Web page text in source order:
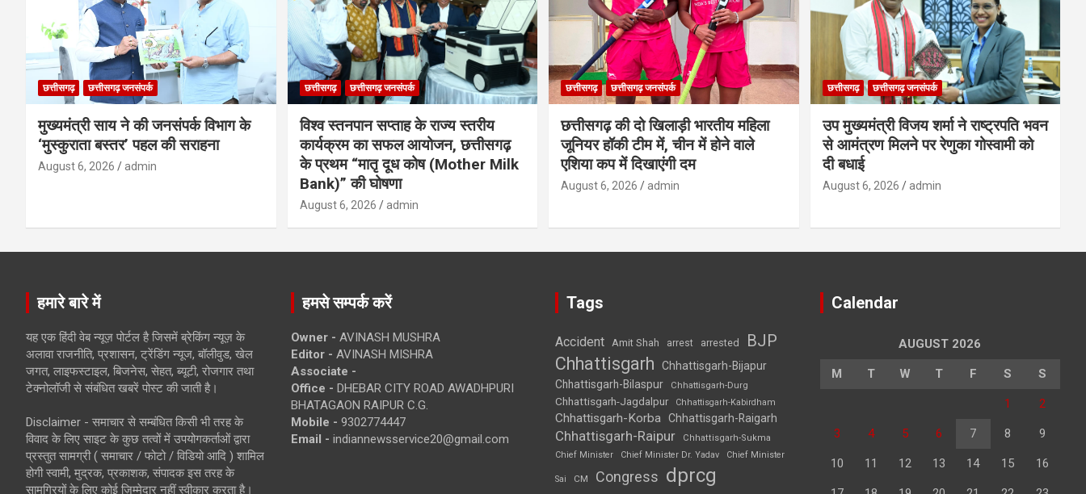
छत्तीसगढ़ छत्तीसगढ़ जनसंपर्क
मुख्यमंत्री साय ने की जनसंपर्क विभाग के
‘मुस्कुराता बस्तर’ पहल की सराहना
August 6, 2026 admin
छत्तीसगढ़ छत्तीसगढ़ जनसंपर्क
विश्व स्तनपान सप्ताह के राज्य स्तरीय
कार्यक्रम का सफल आयोजन, छत्तीसगढ़
के प्रथम “मातृ दूध कोष (Mother Milk
Bank)” की घोषणा
August 6, 2026 admin
छत्तीसगढ़ छत्तीसगढ़ जनसंपर्क
छत्तीसगढ़ की दो खिलाड़ी भारतीय महिला
जूनियर हॉकी टीम में, चीन में होने वाले
एशिया कप में दिखाएंगी दम
August 6, 2026 admin
छत्तीसगढ़ छत्तीसगढ़ जनसंपर्क
उप मुख्यमंत्री विजय शर्मा ने राष्ट्रपति भवन
से आमंत्रण मिलने पर रेणुका गोस्वामी को
दी बधाई
August 6, 2026 admin
हमारे बारे में
यह एक हिंदी वेब न्यूज़ पोर्टल है जिसमें ब्रेकिंग न्यूज़ के
अलावा राजनीति, प्रशासन, ट्रेंडिंग न्यूज, बॉलीवुड, खेल
जगत, लाइफस्टाइल, बिजनेस, सेहत, ब्यूटी, रोजगार तथा
टेक्नोलॉजी से संबंधित खबरें पोस्ट की जाती है।
Disclaimer - समाचार से सम्बंधित किसी भी तरह के
विवाद के लिए साइट के कुछ तत्वों में उपयोगकर्ताओं द्वारा
प्रस्तुत सामग्री ( समाचार / फोटो / विडियो आदि ) शामिल
होगी स्वामी, मुद्रक, प्रकाशक, संपादक इस तरह के
सामग्रियों के लिए कोई ज़िम्मेदार नहीं स्वीकार करता है।
हमसे सम्पर्क करें
Owner - AVINASH MUSHRA
Editor - AVINASH MISHRA
Associate -
Office - DHEBAR CITY ROAD AWADHPURI
BHATAGAON RAIPUR C.G.
Mobile - 9302774447
Email - indiannewsservice20@gmail.com
Tags
Accident Amit Shah arrest arrested BJP
Chhattisgarh
Chhattisgarh-Bijapur
Chhattisgarh-Bilaspur
Chhattisgarh-Durg
Chhattisgarh-Jagdalpur Chhattisgarh-Kabirdham
Chhattisgarh-Korba Chhattisgarh-Raigarh
Chhattisgarh-Raipur
Chhattisgarh-Sukma
Chief Minister
Chief Minister Dr. Yadav Chief Minister
Sai CM Congress dprcg
Calendar
AUGUST 2026
M T W T F S S
1 2
3 4 5 6 7 8 9
10 11 12 13 14 15 16